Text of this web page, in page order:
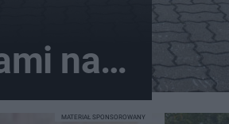
na
MATERIAŁ SPONSOROWANY